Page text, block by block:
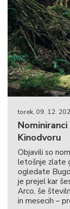
torek, 09. 12.
Kinodvoru
Objavili so
letošnje zlate
ogledate
je prejel kar
Arco, še
in mesecih –